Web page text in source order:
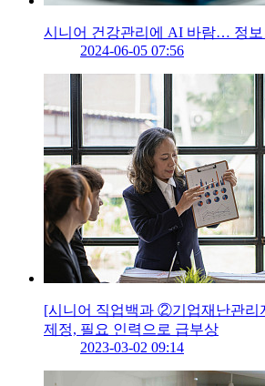
시니어 건강관리에 AI 바람… 정보
2024-06-05 07:56
[시니어 직업백과 ②기업재난관리
제정, 필요 인력으로 급부상
2023-03-02 09:14